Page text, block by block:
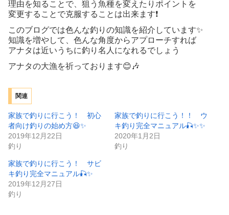
理由を知ることで、狙う魚種を変えたりポイントを
変更することで克服することは出来ます❗️
このブログでは色んな釣りの知識を紹介しています✨
知識を増やして、色んな角度からアプローチすれば
アナタは近いうちに釣り名人になれるでしょう
アナタの大漁を祈っております😊🎶
関連
家族で釣りに行こう！ 初心
者向け釣りの始め方😆✨
2019年12月22日
釣り
家族で釣りに行こう！！ ウ
キ釣り完全マニュアル🎣✨✨
2020年1月2日
釣り
家族で釣りに行こう！ サビ
キ釣り完全マニュアル🎣✨
2019年12月27日
釣り